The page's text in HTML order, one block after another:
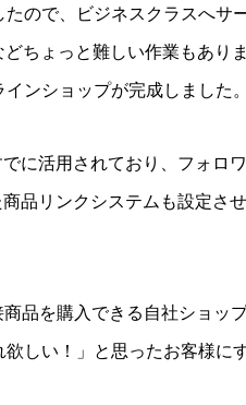
社様
相
作事例 LEPONT様
ス
ので、ビジネスクラスへサ
ちょっと難しい作業もあり
ンショップが完成しました。
に活用されており、フォロ
品リンクシステムも設定さ
品を購入できる自社ショッ
しい！」と思ったお客様に